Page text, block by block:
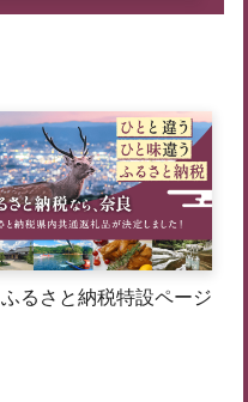
ふるさと納税特設ページ